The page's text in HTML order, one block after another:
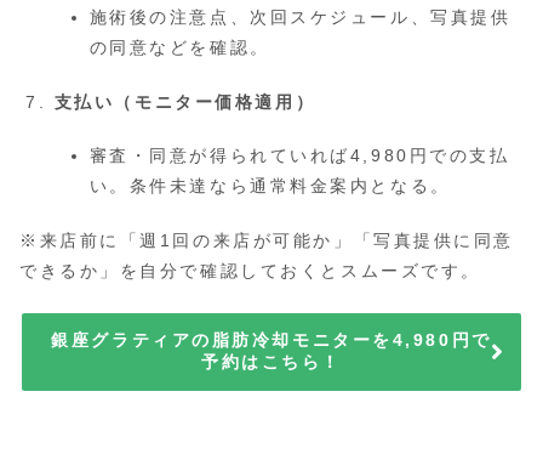
施術後の注意点、次回スケジュール、写真提供
の同意などを確認。
支払い（モニター価格適用）
審査・同意が得られていれば4,980円での支払
い。条件未達なら通常料金案内となる。
※来店前に「週1回の来店が可能か」「写真提供に同意
できるか」を自分で確認しておくとスムーズです。
銀座グラティアの脂肪冷却モニターを4,980円で
予約はこちら！